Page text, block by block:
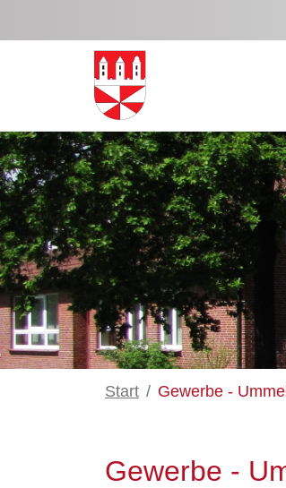
Start Gewerbe -
Gewerbe -